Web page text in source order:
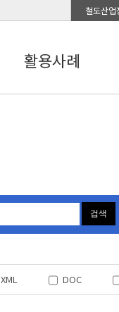
철도산업
활용사례
검색
XML DOC